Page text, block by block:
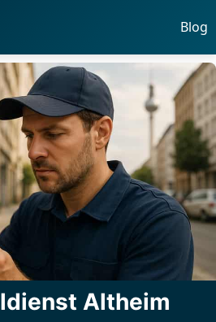
Blog
Altheim